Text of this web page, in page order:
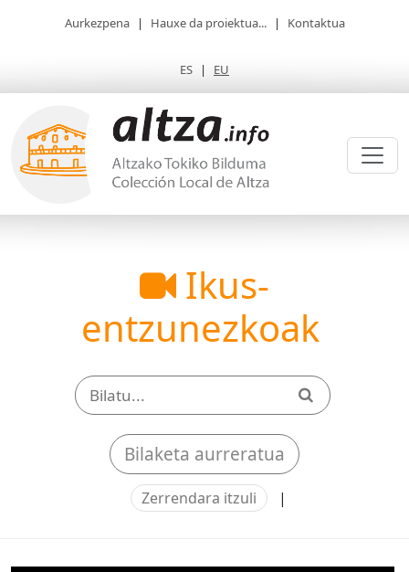
Aurkezpena | Hauxe da proiektua... | Kontaktua
ES | EU
Ikus-
entzunezkoak
Bilaketa aurreratua
Zerrendara itzuli |